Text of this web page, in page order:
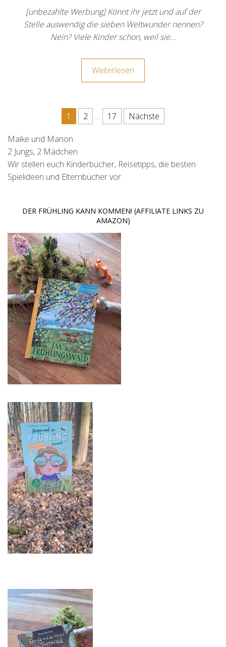
[unbezahlte Werbung] Könnt ihr jetzt und auf der
Stelle auswendig die sieben Weltwunder nennen?
Nein? Viele Kinder schon, weil sie…
Weiterlesen
Seitennummerierung der
1 2 … 17 Nächste
Maike und Manon
2 Jungs, 2 Mädchen
Wir stellen euch Kinderbücher, Reisetipps, die besten
Spielideen und Elternbücher vor.
DER FRÜHLING KANN KOMMEN! (AFFILIATE LINKS ZU
AMAZON)